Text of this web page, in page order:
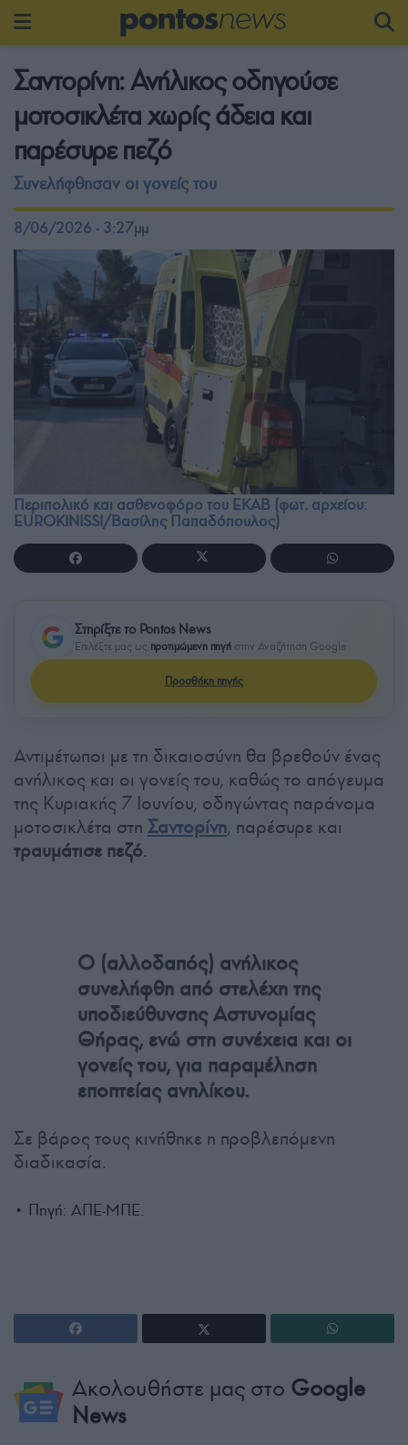
Σαντορίνη: Ανήλικος οδηγούσε
μοτοσικλέτα χωρίς άδεια και
παρέσυρε πεζό
Συνελήφθησαν οι γονείς του
8/06/2026 - 3:27μμ
Περιπολικό και ασθενοφόρο του ΕΚΑΒ (φωτ. αρχείου:
EUROKINISSI/Βασίλης Παπαδόπουλος)
Στηρίξτε το Pontos News
Επιλέξτε μας ως προτιμώμενη πηγή στην Αναζήτηση Google
Προσθήκη πηγής
Αντιμέτωποι με τη δικαιοσύνη θα βρεθούν ένας
ανήλικος και οι γονείς του, καθώς το απόγευμα
της Κυριακής 7 Ιουνίου, οδηγώντας παράνομα
μοτοσικλέτα στη Σαντορίνη, παρέσυρε και
τραυμάτισε πεζό.
Ο (αλλοδαπός) ανήλικος
συνελήφθη από στελέχη της
υποδιεύθυνσης Αστυνομίας
Θήρας, ενώ στη συνέχεια και οι
γονείς του, για παραμέληση
εποπτείας ανηλίκου.
Σε βάρος τους κινήθηκε η προβλεπόμενη
διαδικασία.
• Πηγή: ΑΠΕ-ΜΠΕ.
Ακολουθήστε μας στο Google
News